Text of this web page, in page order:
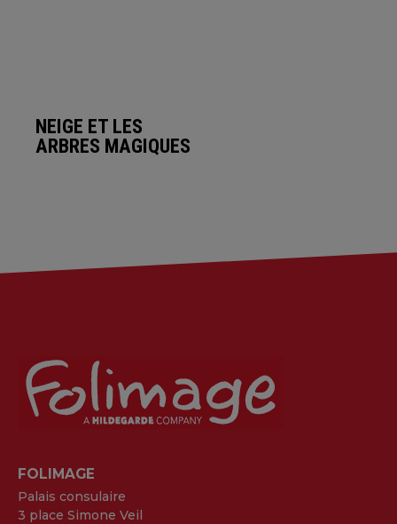
NEIGE ET LES
ARBRES MAGIQUES
FOLIMAGE
Palais consulaire
3 place Simone Veil